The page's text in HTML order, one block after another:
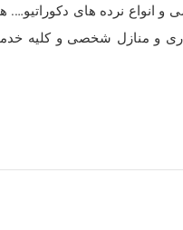
انواع نرده های
و منازل شخصی و کلیه